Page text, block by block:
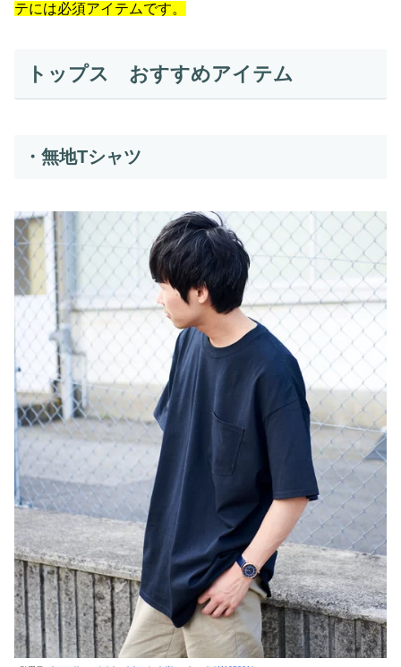
テには必須アイテムです。
トップス おすすめアイテム
・無地Tシャツ